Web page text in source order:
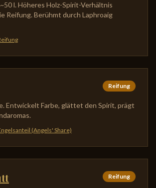
l. Höheres Holz-Spirit-Verhältnis
Reifung. Berühmt durch Laphroaig
Reifung
Entwickelt Farbe, glättet den Spirit, prägt
(Angels' Share)
Reifung